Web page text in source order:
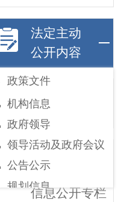
法定主动
公开内容
政策文件
机构信息
政府领导
领导活动及政府会议
公告公示
规划信息
依申请公开
惠民惠农财政
补贴
信息公开专栏